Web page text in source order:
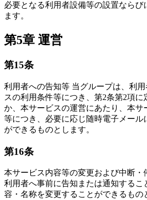
必要となる利用者設備等の設置ならび
ます。
第5章 運営
第15条
利用者への告知等 当グループは、利
スの利用条件等につき、第2条第2項に
か、本サービスの運営にあたり、本サ
等につき、必要に応じ随時電子メール
ができるものとします。
第16条
本サービス内容等の変更および中断・
利用者へ事前に告知または通知するこ
容・名称を変更することができるもの